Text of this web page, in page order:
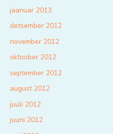
jaanuar 2013
detsember 2012
november 2012
oktoober 2012
september 2012
august 2012
juuli 2012
juuni 2012